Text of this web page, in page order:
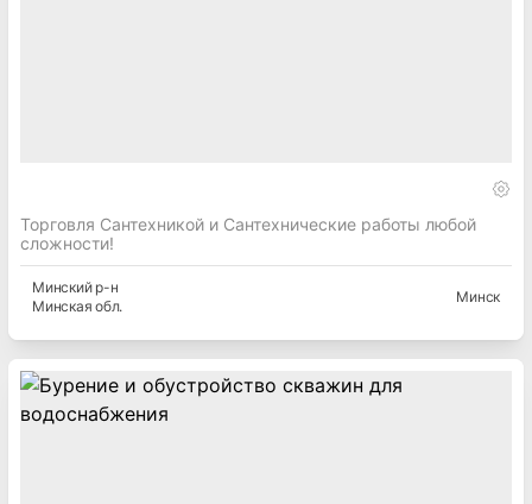
Торговля Сантехникой и Сантехнические работы любой
сложности!
Минскийр-н
Минская обл.
Минск